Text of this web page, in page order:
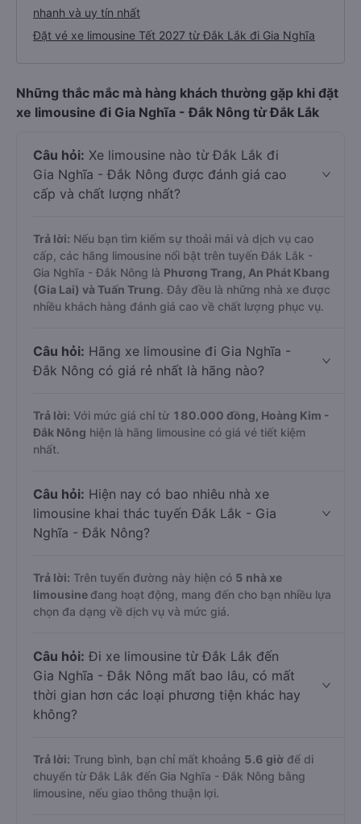
nhanh và uy tín nhất
Đặt vé xe limousine Tết 2027 từ Đắk Lắk đi Gia Nghĩa
Những thắc mắc mà hàng khách thường gặp khi đặt
xe limousine đi Gia Nghĩa - Đắk Nông từ Đắk Lắk
Câu hỏi: Xe limousine nào từ Đắk Lắk đi
Gia Nghĩa - Đắk Nông được đánh giá cao
cấp và chất lượng nhất?
Trả lời: Nếu bạn tìm kiếm sự thoải mái và dịch vụ cao
cấp, các hãng limousine nổi bật trên tuyến Đắk Lắk -
Gia Nghĩa - Đắk Nông là Phương Trang, An Phát Kbang
(Gia Lai) và Tuấn Trung. Đây đều là những nhà xe được
nhiều khách hàng đánh giá cao về chất lượng phục vụ.
Câu hỏi: Hãng xe limousine đi Gia Nghĩa -
Đắk Nông có giá rẻ nhất là hãng nào?
Trả lời: Với mức giá chỉ từ 180.000 đồng, Hoàng Kim -
Đắk Nông hiện là hãng limousine có giá vé tiết kiệm
nhất.
Câu hỏi: Hiện nay có bao nhiêu nhà xe
limousine khai thác tuyến Đắk Lắk - Gia
Nghĩa - Đắk Nông?
Trả lời: Trên tuyến đường này hiện có 5 nhà xe
limousine đang hoạt động, mang đến cho bạn nhiều lựa
chọn đa dạng về dịch vụ và mức giá.
Câu hỏi: Đi xe limousine từ Đắk Lắk đến
Gia Nghĩa - Đắk Nông mất bao lâu, có mất
thời gian hơn các loại phương tiện khác hay
không?
Trả lời: Trung bình, bạn chỉ mất khoảng 5.6 giờ để di
chuyển từ Đắk Lắk đến Gia Nghĩa - Đắk Nông bằng
limousine, nếu giao thông thuận lợi.